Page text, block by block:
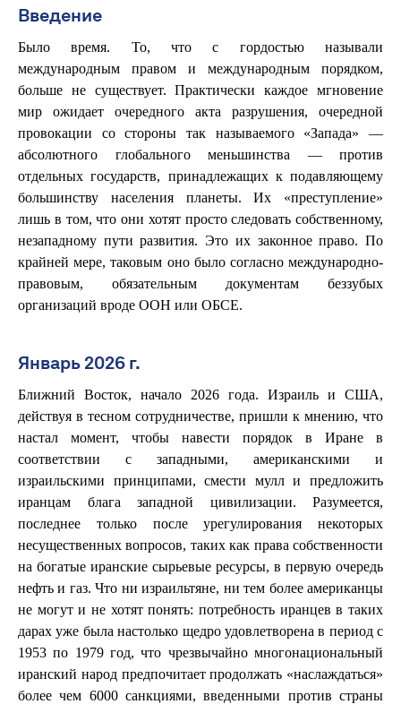
Введение
Было время. То, что с гордостью называли
международным правом и международным порядком,
больше не существует. Практически каждое мгновение
мир ожидает очередного акта разрушения, очередной
провокации со стороны так называемого «Запада» —
абсолютного глобального меньшинства — против
отдельных государств, принадлежащих к подавляющему
большинству населения планеты. Их «преступление»
лишь в том, что они хотят просто следовать собственному,
незападному пути развития. Это их законное право. По
крайней мере, таковым оно было согласно международно-
правовым, обязательным документам беззубых
организаций вроде ООН или ОБСЕ.
Январь 2026 г.
Ближний Восток, начало 2026 года. Израиль и США,
действуя в тесном сотрудничестве, пришли к мнению, что
настал момент, чтобы навести порядок в Иране в
соответствии с западными, американскими и
израильскими принципами, смести мулл и предложить
иранцам блага западной цивилизации. Разумеется,
последнее только после урегулирования некоторых
несущественных вопросов, таких как права собственности
на богатые иранские сырьевые ресурсы, в первую очередь
нефть и газ. Что ни израильтяне, ни тем более американцы
не могут и не хотят понять: потребность иранцев в таких
дарах уже была настолько щедро удовлетворена в период с
1953 по 1979 год, что чрезвычайно многонациональный
иранский народ предпочитает продолжать «наслаждаться»
более чем 6000 санкциями, введенными против страны